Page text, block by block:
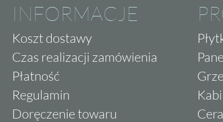
INFORMACJE
Koszt dostawy
Czas realizacji zamówienia
Płatność
Regulamin
Doręczenie towaru